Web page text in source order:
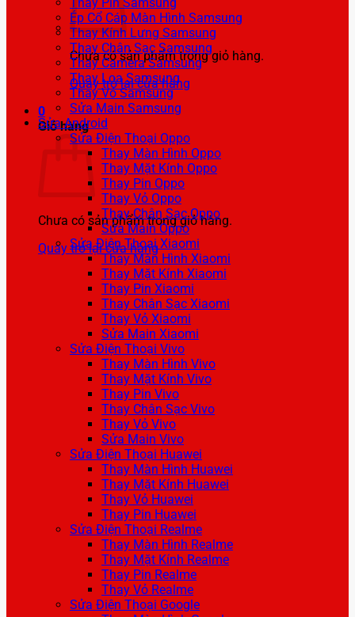
Chưa có sản phẩm trong giỏ hàng.
Quay trở lại cửa hàng
0
Giỏ hàng
Chưa có sản phẩm trong giỏ hàng.
Quay trở lại cửa hàng
Ép Cổ Cáp Màn Hình Samsung
Thay Kính Lưng Samsung
Thay Chân Sạc Samsung
Thay Camera Samsung
Thay Loa Samsung
Thay Vỏ Samsung
Sửa Main Samsung
Sửa Android
Sửa Điện Thoại Oppo
Thay Màn Hình Oppo
Thay Mặt Kính Oppo
Thay Pin Oppo
Thay Vỏ Oppo
Thay Chân Sạc Oppo
Sửa Main Oppo
Sửa Điện Thoại Xiaomi
Thay Màn Hình Xiaomi
Thay Mặt Kính Xiaomi
Thay Pin Xiaomi
Thay Chân Sạc Xiaomi
Thay Vỏ Xiaomi
Sửa Main Xiaomi
Sửa Điện Thoại Vivo
Thay Màn Hình Vivo
Thay Mặt Kính Vivo
Thay Pin Vivo
Thay Chân Sạc Vivo
Thay Vỏ Vivo
Sửa Main Vivo
Sửa Điện Thoại Huawei
Thay Màn Hình Huawei
Thay Mặt Kính Huawei
Thay Vỏ Huawei
Thay Pin Huawei
Sửa Điện Thoại Realme
Thay Màn Hình Realme
Thay Mặt Kính Realme
Thay Pin Realme
Thay Vỏ Realme
Sửa Điện Thoại Google